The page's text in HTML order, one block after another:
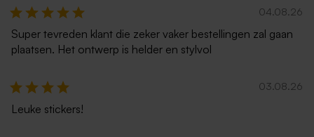
04.08.26
Super tevreden klant die zeker vaker bestellingen zal gaan
plaatsen. Het ontwerp is helder en stylvol
03.08.26
Leuke stickers!